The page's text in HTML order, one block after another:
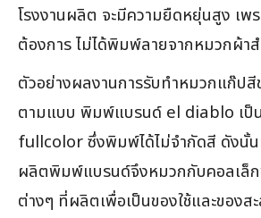
โรงงานผลิต จะมีความยืดหยุ่นสูง เพ
ต้องการ ไม่ได้พิมพ์ลายจากหมวกผ้าส
ตัวอย่างผลงานการรับทำหมวกแก๊ป
ตามแบบ พิมพ์แบรนด์ el diablo เป็
fullcolor ซึ่งพิมพ์ได้ไม่จำกัดสี ดังนั้
ผลิตพิมพ์แบรนด์จึงหมวกกับคอลเล็ก
ต่างๆ ที่ผลิตเพื่อเป็นของใช้และของส